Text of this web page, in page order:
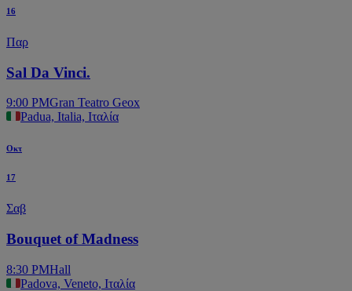
16
Παρ
Sal Da Vinci.
9:00 PMGran Teatro Geox
Padua, Italia, Ιταλία
Οκτ
17
Σαβ
Bouquet of Madness
8:30 PMHall
Padova, Veneto, Ιταλία